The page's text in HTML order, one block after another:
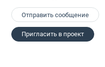
Отправить сообщение
Пригласить в проект